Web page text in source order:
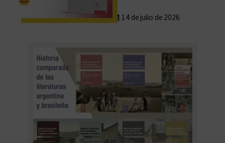
14 de julio de 2026